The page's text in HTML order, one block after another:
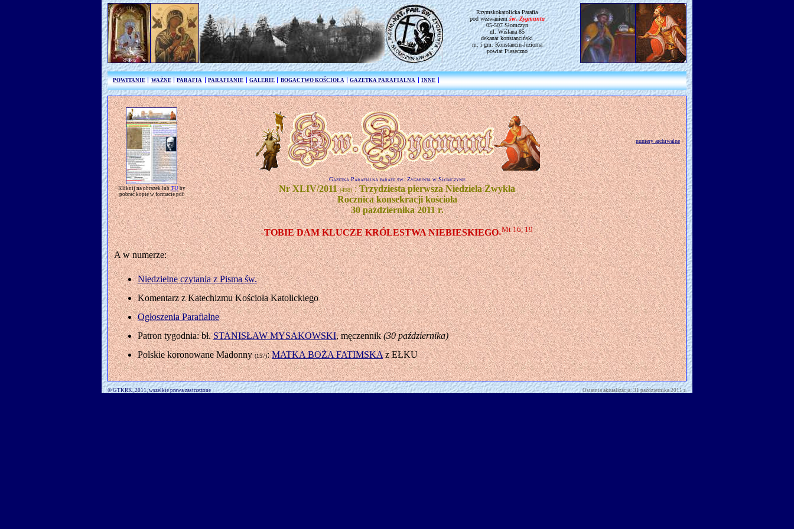
Rzymskokatolicka Parafia
pod wezwaniemśw. Zygmunta
05-507 Słomczyn
ul. Wiślana 85
dekanat konstanciński
m. i gm. Konstancin-Jeziorna
powiat Piaseczno
POWITANIE WAŻNE PARAFIA PARAFIANIE GALERIE BOGACTWO KOŚCIOŁA GAZETKA PARAFIALNA INNE
Kliknij na obrazek lubTUby
pobrać kopię w formacie pdf
Gazetka Parafialna parafii św. Zygmunta w Słomczynie
Nr XLIV/2011 (498) :Trzydziesta pierwsza Niedziela Zwykła
Rocznica konsekracji kościoła
30 października 2011 r.
»TOBIE DAM KLUCZE KRÓLESTWA NIEBIESKIEGO«Mt 16, 19
numery archiwalne
A w numerze:
Niedzielne czytania z Pisma św.
Komentarz z Katechizmu Kościoła Katolickiego
Ogłoszenia Parafialne
Patron tygodnia: bł.STANISŁAW MYSAKOWSKI, męczennik(30 października)
Polskie koronowane Madonny(157):MATKA BOŻA FATIMSKAz EŁKU
© GTKRK, 2011, wszelkie prawa zastrzeżone Ostatnia aktualizacja: 31 października 2011 r.